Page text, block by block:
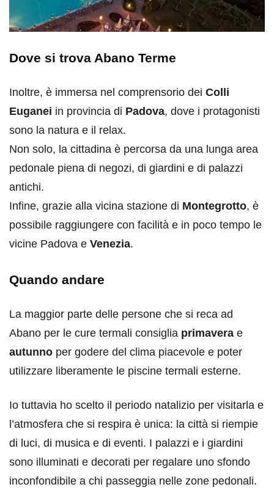
Dove si trova Abano Terme
Inoltre, è immersa nel comprensorio dei Colli
Euganei in provincia di Padova, dove i protagonisti
sono la natura e il relax.
Non solo, la cittadina è percorsa da una lunga area
pedonale piena di negozi, di giardini e di palazzi
antichi.
Infine, grazie alla vicina stazione di Montegrotto, è
possibile raggiungere con facilità e in poco tempo le
vicine Padova e Venezia.
Quando andare
La maggior parte delle persone che si reca ad
Abano per le cure termali consiglia primavera e
autunno per godere del clima piacevole e poter
utilizzare liberamente le piscine termali esterne.
Io tuttavia ho scelto il periodo natalizio per visitarla e
l’atmosfera che si respira è unica: la città si riempie
di luci, di musica e di eventi. I palazzi e i giardini
sono illuminati e decorati per regalare uno sfondo
inconfondibile a chi passeggia nelle zone pedonali.